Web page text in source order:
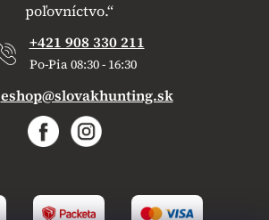
poľovníctvo.“
+421 908 330 211
Po-Pia 08:30 - 16:30
eshop@slovakhunting.sk